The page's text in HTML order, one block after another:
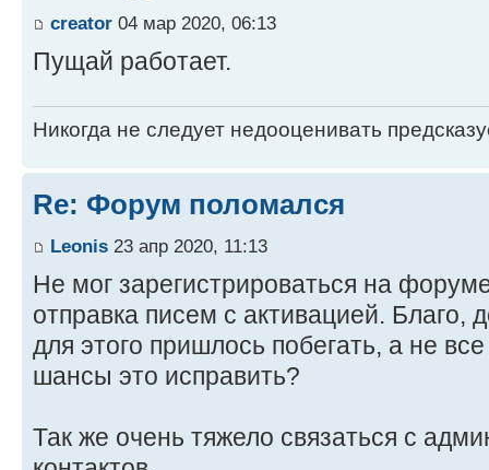
creator 04 мар 2020, 06:13
Пущай работает.
Никогда не следует недооценивать
Re: Форум поломался
Leonis 23 апр 2020, 11:13
Не мог зарегистрироваться на
отправка писем с активацией. Благо,
для этого пришлось побегать, а не
шансы это исправить?
Так же очень тяжело связаться с